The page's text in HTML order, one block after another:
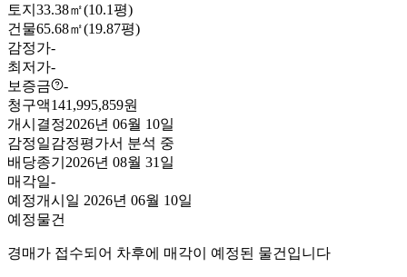
토지 33.38㎡(10.1평)
건물65.68㎡(19.87평)
감정가-
최저가-
보증금
-
청구액141,995,859원
개시결정2026년 06월 10일
감정일감정평가서 분석 중
배당종기 2026년 08월 31일
매각일-
예정개시일 2026년 06월 10일
예정물건
경매가 접수되어 차후에 매각이 예정된 물건입니다